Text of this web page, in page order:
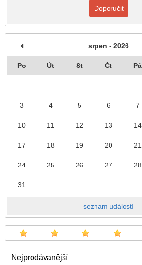
Doporučit
srpen - 2026
Po Út St Čt Pá
3 4 5 6 7
10 11 12 13 14
17 18 19 20 21
24 25 26 27 28
31
seznam událostí
Nejprodávanější